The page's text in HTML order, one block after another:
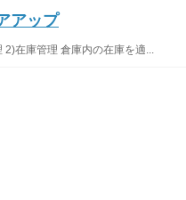
アップ
在庫管理 倉庫内の在庫を適...